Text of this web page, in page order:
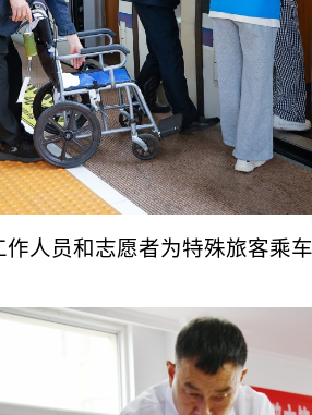
作人员和志愿者为特殊旅客乘